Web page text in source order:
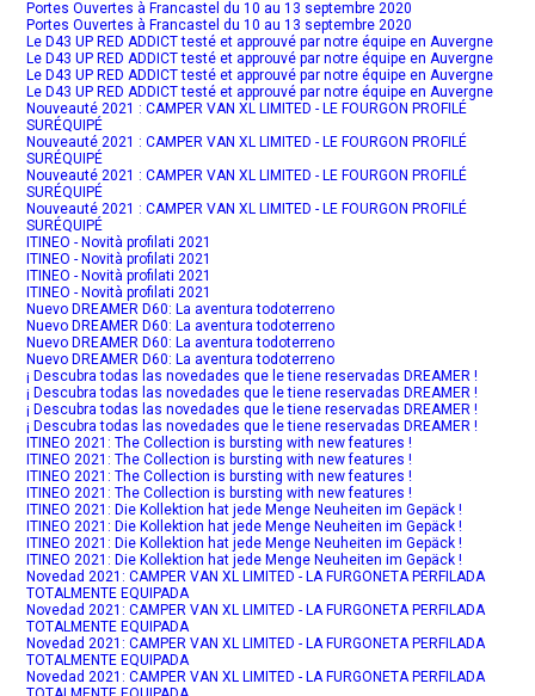
Portes Ouvertes à Francastel du 10 au 13 septembre 2020
Portes Ouvertes à Francastel du 10 au 13 septembre 2020
Le D43 UP RED ADDICT testé et approuvé par notre équipe en Auvergne
Le D43 UP RED ADDICT testé et approuvé par notre équipe en Auvergne
Le D43 UP RED ADDICT testé et approuvé par notre équipe en Auvergne
Le D43 UP RED ADDICT testé et approuvé par notre équipe en Auvergne
Nouveauté 2021 : CAMPER VAN XL LIMITED - LE FOURGON PROFILÉ
SURÉQUIPÉ
Nouveauté 2021 : CAMPER VAN XL LIMITED - LE FOURGON PROFILÉ
SURÉQUIPÉ
Nouveauté 2021 : CAMPER VAN XL LIMITED - LE FOURGON PROFILÉ
SURÉQUIPÉ
Nouveauté 2021 : CAMPER VAN XL LIMITED - LE FOURGON PROFILÉ
SURÉQUIPÉ
ITINEO - Novità profilati 2021
ITINEO - Novità profilati 2021
ITINEO - Novità profilati 2021
ITINEO - Novità profilati 2021
Nuevo DREAMER D60: La aventura todoterreno
Nuevo DREAMER D60: La aventura todoterreno
Nuevo DREAMER D60: La aventura todoterreno
Nuevo DREAMER D60: La aventura todoterreno
¡ Descubra todas las novedades que le tiene reservadas DREAMER !
¡ Descubra todas las novedades que le tiene reservadas DREAMER !
¡ Descubra todas las novedades que le tiene reservadas DREAMER !
¡ Descubra todas las novedades que le tiene reservadas DREAMER !
ITINEO 2021: The Collection is bursting with new features !
ITINEO 2021: The Collection is bursting with new features !
ITINEO 2021: The Collection is bursting with new features !
ITINEO 2021: The Collection is bursting with new features !
ITINEO 2021: Die Kollektion hat jede Menge Neuheiten im Gepäck !
ITINEO 2021: Die Kollektion hat jede Menge Neuheiten im Gepäck !
ITINEO 2021: Die Kollektion hat jede Menge Neuheiten im Gepäck !
ITINEO 2021: Die Kollektion hat jede Menge Neuheiten im Gepäck !
Novedad 2021: CAMPER VAN XL LIMITED - LA FURGONETA PERFILADA
TOTALMENTE EQUIPADA
Novedad 2021: CAMPER VAN XL LIMITED - LA FURGONETA PERFILADA
TOTALMENTE EQUIPADA
Novedad 2021: CAMPER VAN XL LIMITED - LA FURGONETA PERFILADA
TOTALMENTE EQUIPADA
Novedad 2021: CAMPER VAN XL LIMITED - LA FURGONETA PERFILADA